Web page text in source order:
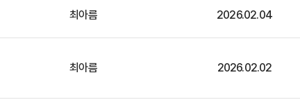
최아름 2026.02.04
최아름 2026.02.02